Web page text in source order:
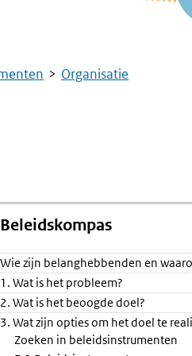
Organisatie
Beleidskompas
Wie zijn belanghebbenden en
1. Wat is het probleem?
2. Wat is het beoogde doel?
3. Wat zijn opties om het doel te
Zoeken in beleidsinstrumenten